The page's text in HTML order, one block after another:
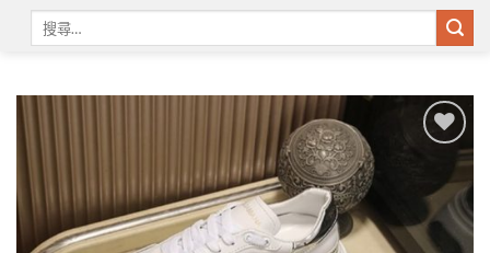
字:
wishlist